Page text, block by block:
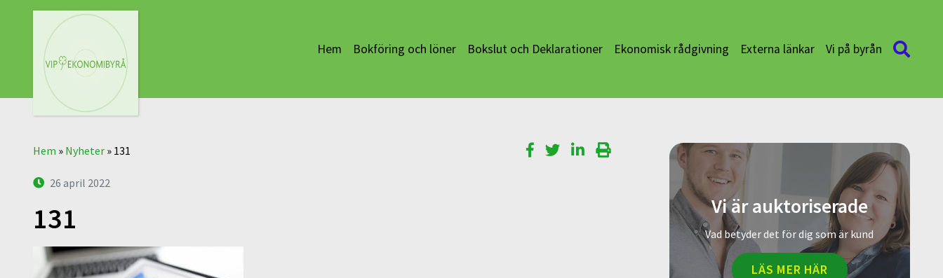
Hem Bokföring och löner Bokslut och Deklarationer Ekonomisk rådgivning Externa länkar Vi på byrån
Hem » Nyheter » 131
26 april 2022
131 Vi är auktoriserade
Vad betyder det för dig som är kund
LÄS MER HÄR